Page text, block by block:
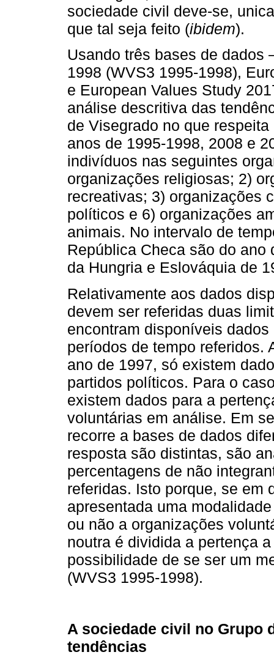
sociedade civil deve-se,
que tal seja feito (ibidem).
Usando três bases de dados
1998 (WVS3 1995-1998),
e European Values Study
análise descritiva das
de Visegrado no que
anos de 1995-1998, 2008 e
indivíduos nas seguintes
organizações religiosas; 2)
recreativas; 3) organizações
políticos e 6) organizações
animais. No intervalo de
República Checa são do
da Hungria e Eslováquia de
Relativamente aos dados
devem ser referidas duas
encontram disponíveis
períodos de tempo referidos.
ano de 1997, só existem
partidos políticos. Para o
existem dados para a
voluntárias em análise. Em
recorre a bases de dados
resposta são distintas, são
percentagens de não
referidas. Isto porque, se em
apresentada uma
ou não a organizações
noutra é dividida a pertença
possibilidade de se ser um
(WVS3 1995-1998).
A sociedade civil no Grupo
tendências